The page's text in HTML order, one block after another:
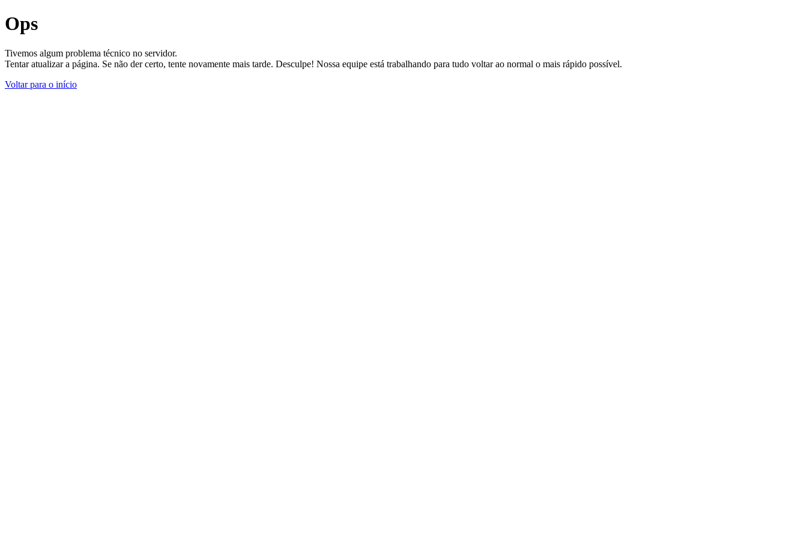
Ops
Tivemos algum problema técnico no servidor.
Tentar atualizar a página. Se não der certo, tente novamente mais tarde. Desculpe! Nossa equipe está trabalhando para tudo voltar ao normal o mais rápido possível.
Voltar para o início